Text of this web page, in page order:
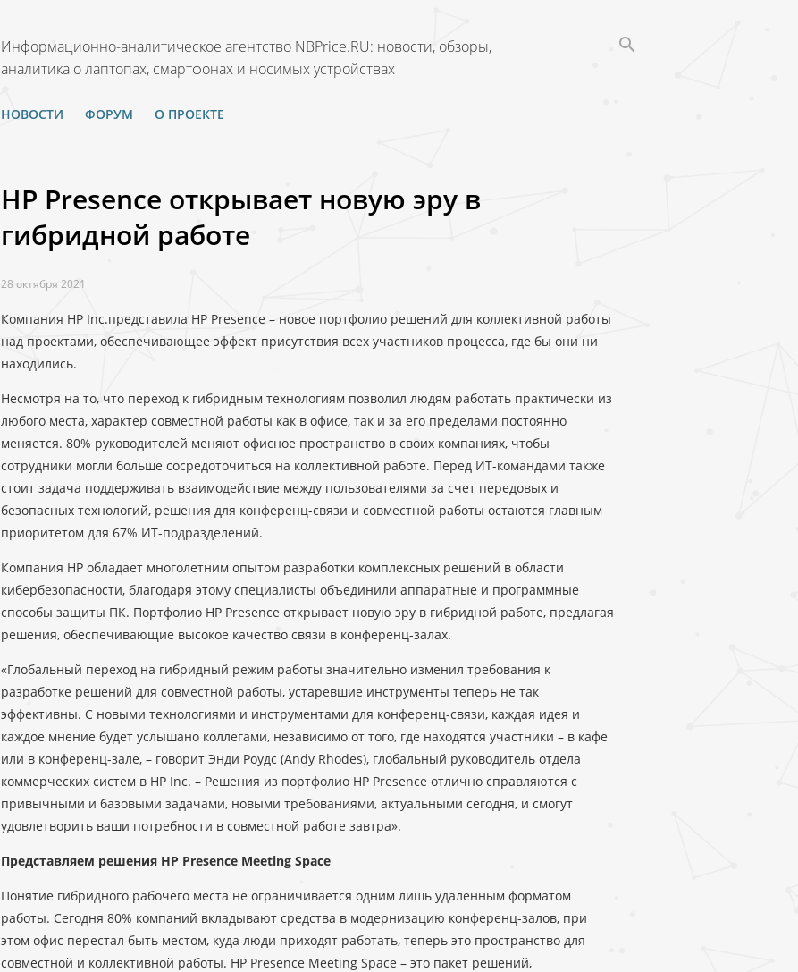
Информационно-аналитическое агентство NBPrice.RU: новости, обзоры,
аналитика о лаптопах, смартфонах и носимых устройствах
НОВОСТИ ФОРУМ О ПРОЕКТЕ
HP Presence открывает новую эру в
гибридной работе
28 октября 2021
Компания HP Inc.представила HP Presence – новое портфолио решений для коллективной работы
над проектами, обеспечивающее эффект присутствия всех участников процесса, где бы они ни
находились.
Несмотря на то, что переход к гибридным технологиям позволил людям работать практически из
любого места, характер совместной работы как в офисе, так и за его пределами постоянно
меняется. 80% руководителей меняют офисное пространство в своих компаниях, чтобы
сотрудники могли больше сосредоточиться на коллективной работе. Перед ИТ-командами также
стоит задача поддерживать взаимодействие между пользователями за счет передовых и
безопасных технологий, решения для конференц-связи и совместной работы остаются главным
приоритетом для 67% ИТ-подразделений.
Компания HP обладает многолетним опытом разработки комплексных решений в области
кибербезопасности, благодаря этому специалисты объединили аппаратные и программные
способы защиты ПК. Портфолио HP Presence открывает новую эру в гибридной работе, предлагая
решения, обеспечивающие высокое качество связи в конференц-залах.
«Глобальный переход на гибридный режим работы значительно изменил требования к
разработке решений для совместной работы, устаревшие инструменты теперь не так
эффективны. С новыми технологиями и инструментами для конференц-связи, каждая идея и
каждое мнение будет услышано коллегами, независимо от того, где находятся участники – в кафе
или в конференц-зале, – говорит Энди Роудс (Andy Rhodes), глобальный руководитель отдела
коммерческих систем в HP Inc. – Решения из портфолио HP Presence отлично справляются с
привычными и базовыми задачами, новыми требованиями, актуальными сегодня, и смогут
удовлетворить ваши потребности в совместной работе завтра».
Представляем решения HP Presence Meeting Space
Понятие гибридного рабочего места не ограничивается одним лишь удаленным форматом
работы. Сегодня 80% компаний вкладывают средства в модернизацию конференц-залов, при
этом офис перестал быть местом, куда люди приходят работать, теперь это пространство для
совместной и коллективной работы. HP Presence Meeting Space – это пакет решений,